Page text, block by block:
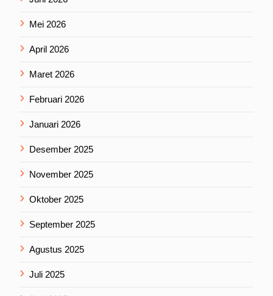
Mei 2026
April 2026
Maret 2026
Februari 2026
Januari 2026
Desember 2025
November 2025
Oktober 2025
September 2025
Agustus 2025
Juli 2025